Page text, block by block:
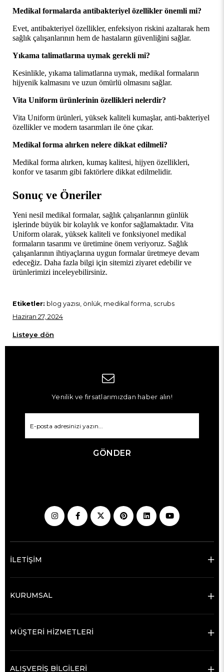
Medikal formalarda antibakteriyel özellikler önemli mi?
Evet, antibakteriyel özellikler, enfeksiyon riskini azaltarak hem
sağlık çalışanlarının hem de hastaların güvenliğini sağlar.
Yıkama talimatlarına uymak gerekli mi?
Kesinlikle, yıkama talimatlarına uymak, medikal formaların
hijyenik kalmasını ve uzun ömürlü olmasını sağlar.
Vita Uniform ürünlerinin özellikleri nelerdir?
Vita Uniform ürünleri, yüksek kaliteli kumaşlar, anti-bakteriyel
özellikler ve modern tasarımları ile öne çıkar.
Medikal forma alırken nelere dikkat edilmeli?
Medikal forma alırken, kumaş kalitesi, hijyen özellikleri,
konfor ve tasarım gibi faktörlere dikkat edilmelidir.
Sonuç ve Öneriler
Yeni nesil medikal formalar, sağlık çalışanlarının günlük
işlerinde büyük bir kolaylık ve konfor sağlamaktadır. Vita
Uniform olarak, yüksek kaliteli ve fonksiyonel medikal
formaların tasarımı ve üretimine önem veriyoruz. Sağlık
çalışanlarının ihtiyaçlarına uygun formalar üretmeye devam
edeceğiz. Daha fazla bilgi için sitemizi ziyaret edebilir ve
ürünlerimizi inceleyebilirsiniz.
Etiketler: blog yazısı, önlük, medikal forma, scrubs
Haziran 27, 2024
Listeye dön
Yenilik ve fırsatlarımızdan haber alın!
GÖNDER
İLETİŞİM
KURUMSAL
MÜŞTERİ HİZMETLERİ
ALIŞVERİŞ BİLGİLERİ